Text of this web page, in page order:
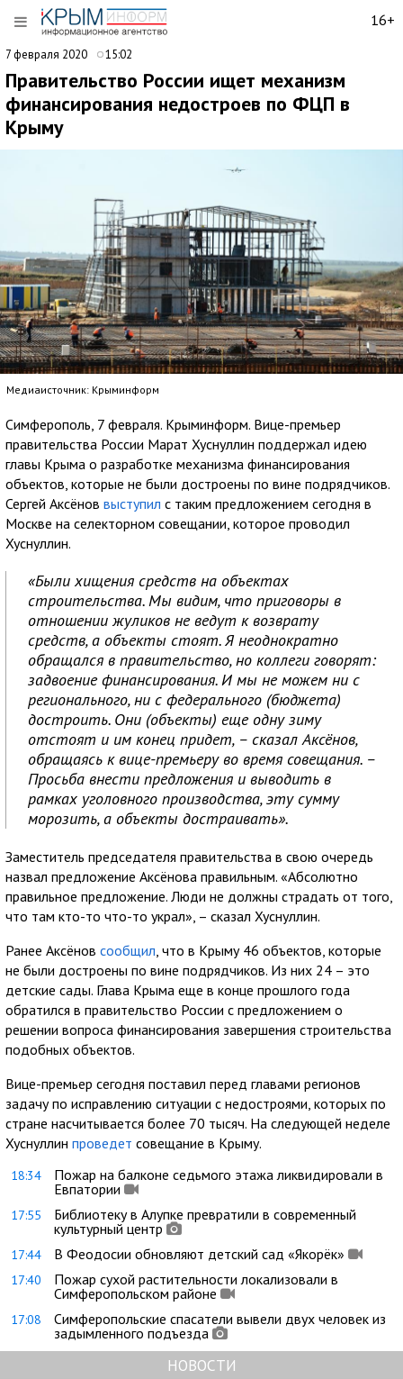
16+
7 февраля 2020 15:02
Правительство России ищет механизм
финансирования недостроев по ФЦП в
Крыму
Медиаисточник: Крыминформ
Симферополь, 7 февраля. Крыминформ. Вице-премьер
правительства России Марат Хуснуллин поддержал идею
главы Крыма о разработке механизма финансирования
объектов, которые не были достроены по вине подрядчиков.
Сергей Аксёнов выступил с таким предложением сегодня в
Москве на селекторном совещании, которое проводил
Хуснуллин.
«Были хищения средств на объектах
строительства. Мы видим, что приговоры в
отношении жуликов не ведут к возврату
средств, а объекты стоят. Я неоднократно
обращался в правительство, но коллеги говорят:
задвоение финансирования. И мы не можем ни с
регионального, ни с федерального (бюджета)
достроить. Они (объекты) еще одну зиму
отстоят и им конец придет, – сказал Аксёнов,
обращаясь к вице-премьеру во время совещания. –
Просьба внести предложения и выводить в
рамках уголовного производства, эту сумму
морозить, а объекты достраивать».
Заместитель председателя правительства в свою очередь
назвал предложение Аксёнова правильным. «Абсолютно
правильное предложение. Люди не должны страдать от того,
что там кто-то что-то украл», – сказал Хуснуллин.
Ранее Аксёнов сообщил , что в Крыму 46 объектов, которые
не были достроены по вине подрядчиков. Из них 24 – это
детские сады. Глава Крыма еще в конце прошлого года
обратился в правительство России с предложением о
решении вопроса финансирования завершения строительства
подобных объектов.
Вице-премьер сегодня поставил перед главами регионов
задачу по исправлению ситуации с недостроями, которых по
стране насчитывается более 70 тысяч. На следующей неделе
Хуснуллин проведет совещание в Крыму.
18:34
Пожар на балконе седьмого этажа ликвидировали в
Евпатории
17:55
Библиотеку в Алупке превратили в современный
культурный центр
17:44 В Феодосии обновляют детский сад «Якорёк»
17:40
Пожар сухой растительности локализовали в
Симферопольском районе
17:08
Симферопольские спасатели вывели двух человек из
задымленного подъезда
НОВОСТИ